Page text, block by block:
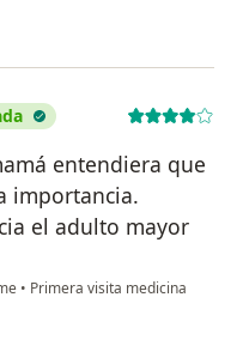
entendiera que
importancia.
el adulto mayor
• Primera visita medicina